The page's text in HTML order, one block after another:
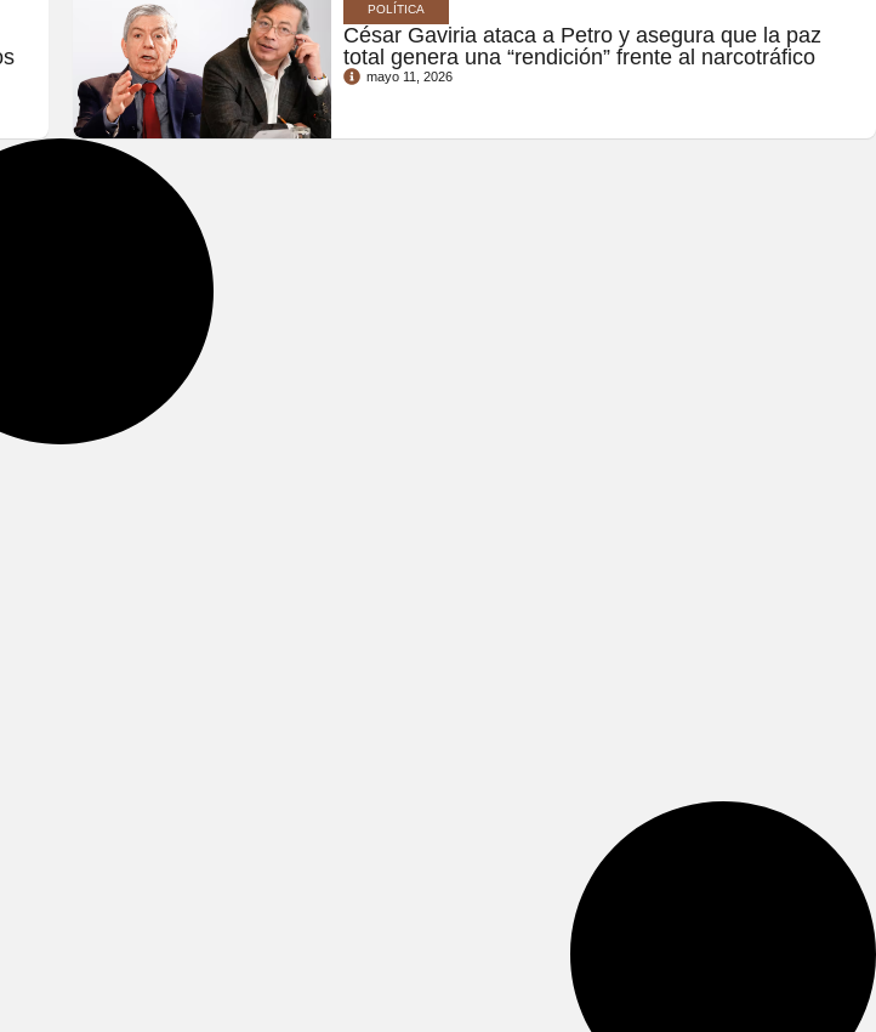
POLÍTICA
César Gaviria ataca a Petro y asegura que la paz
total genera una “rendición” frente al narcotráfico
mayo 11, 2026